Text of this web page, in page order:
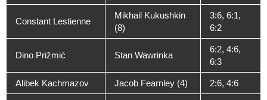
Constant Lestienne
Mikhail Kukushkin
(8)
3:6, 6:1,
6:2
Dino Prižmić Stan Wawrinka
6:2, 4:6,
6:3
Alibek Kachmazov Jacob Fearnley (4) 2:6, 4:6